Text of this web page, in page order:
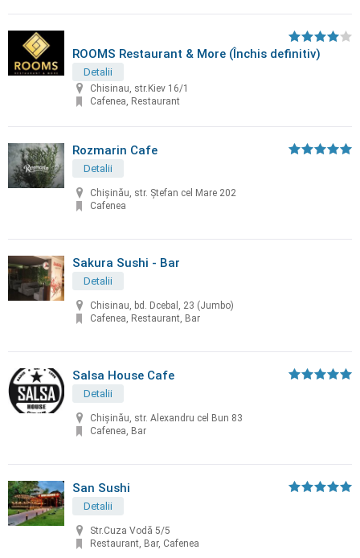
ROOMS Restaurant & More (Închis definitiv)
Detalii
Chisinau, str.Kiev 16/1
Cafenea, Restaurant
Rozmarin Cafe
Detalii
Chișinău, str. Ștefan cel Mare 202
Cafenea
Sakura Sushi - Bar
Detalii
Chisinau, bd. Dcebal, 23 (Jumbo)
Cafenea, Restaurant, Bar
Salsa House Cafe
Detalii
Chișinău, str. Alexandru cel Bun 83
Cafenea, Bar
San Sushi
Detalii
Str.Cuza Vodă 5/5
Restaurant, Bar, Cafenea